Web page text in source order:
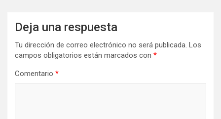
Deja una respuesta
Tu dirección de correo electrónico no será publicada. Los
campos obligatorios están marcados con *
Comentario *